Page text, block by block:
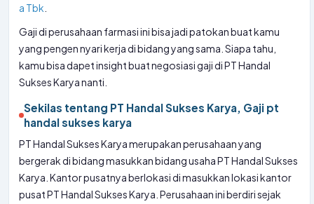
a Tbk
Gaji di perusahaan farmasi ini bisa jadi patokan buat kamu
yang pengen nyari kerja di bidang yang sama. Siapa tahu,
kamu bisa dapet insight buat negosiasi gaji di PT Handal
Sukses Karya nanti.
Sekilas tentang PT Handal Sukses Karya, Gaji pt
handal sukses karya
PT Handal Sukses Karya merupakan perusahaan yang
bergerak di bidang masukkan bidang usaha PT Handal Sukses
Karya. Kantor pusatnya berlokasi di masukkan lokasi kantor
pusat PT Handal Sukses Karya. Perusahaan ini berdiri sejak